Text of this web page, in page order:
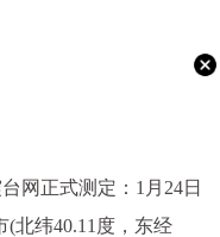
网正式测定：1月24日
(北纬40.11度，东经